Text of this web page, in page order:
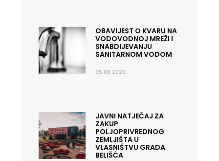
OBAVIJEST O KVARU NA
VODOVODNOJ MREŽI I
SNABDIJEVANJU
SANITARNOM VODOM
05.08.2026.
JAVNI NATJEČAJ ZA
ZAKUP
POLJOPRIVREDNOG
ZEMLJIŠTA U
VLASNIŠTVU GRADA
BELIŠĆA